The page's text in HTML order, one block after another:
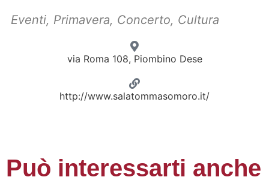
Eventi, Primavera, Concerto, Cultura
via Roma 108, Piombino Dese
http://www.salatommasomoro.it/
Può interessarti anche